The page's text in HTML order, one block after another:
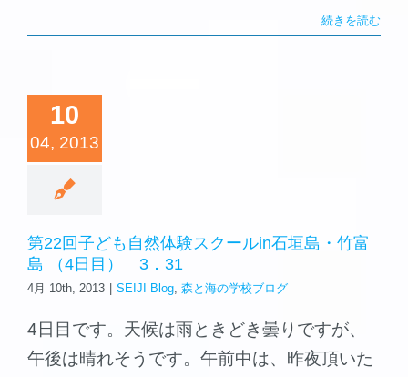
続きを読む
10
04, 2013
第22回子ども自然体験スクールin石垣島・竹富
島 （4日目） 3．31
4月 10th, 2013 SEIJI Blog, 森と海の学校ブログ
4日目です。天候は雨ときどき曇りですが、
午後は晴れそうです。午前中は、昨夜頂いた